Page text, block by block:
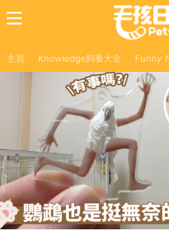
主頁 Knowledge飼養大全 Funny